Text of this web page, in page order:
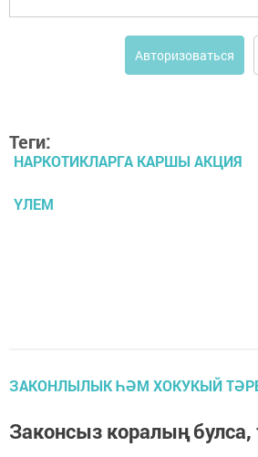
Авторизоваться
Теги:
НАРКОТИКЛАРГА КАРШЫ АКЦИЯ
ҮЛЕМ
ЗАКОНЛЫЛЫК ҺӘМ ХОКУКЫЙ
Законсыз коралың